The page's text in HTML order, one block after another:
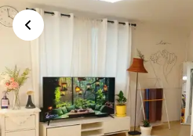
sillim stay(6mins